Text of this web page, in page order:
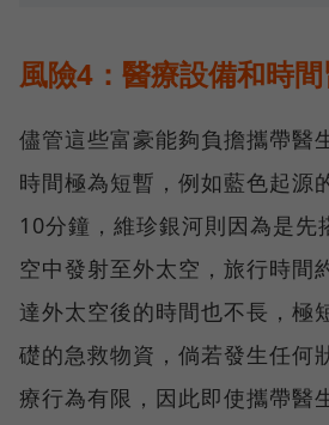
風險4：醫療設備和時
儘管這些富豪能夠負擔攜帶醫
時間極為短暫，例如藍色起源
10分鐘，維珍銀河則因為是先
空中發射至外太空，旅行時間
達外太空後的時間也不長，極
礎的急救物資，倘若發生任何
療行為有限，因此即使攜帶醫